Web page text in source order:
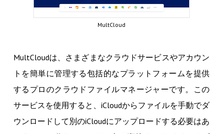
MultCloud
MultCloudは、さまざまなクラウドサービスやアカウン
トを簡単に管理する包括的なプラットフォームを提供
するプロのクラウドファイルマネージャーです。この
サービスを使用すると、iCloudからファイルを手動でダ
ウンロードして別のiCloudにアップロードする必要はあ